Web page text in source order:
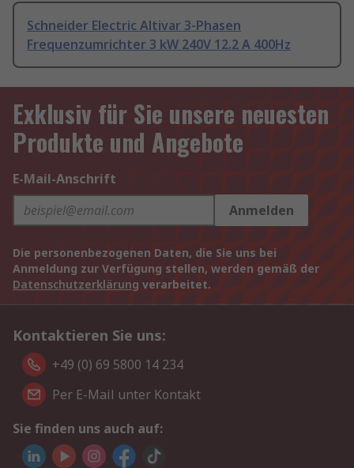
Schneider Electric Altivar 3-Phasen
Frequenzumrichter 3 kW 240V 12.2 A 400Hz
Exklusiv für Sie unsere neuesten
Produkte und Angebote
E-Mail-Anschrift
Anmelden
Die personenbezogenen Daten, die Sie uns bei
Anmeldung zur Verfügung stellen, werden gemäß der
Datenschutzerklärung verarbeitet.
Kontaktieren Sie uns:
+49 (0) 69 5800 14 234
Per E-Mail unter Kontakt
Sie finden uns auch auf: